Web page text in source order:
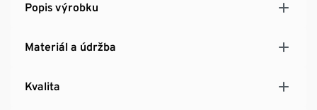
Popis výrobku
Materiál a údržba
Kvalita